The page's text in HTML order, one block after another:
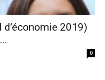
2019)
0